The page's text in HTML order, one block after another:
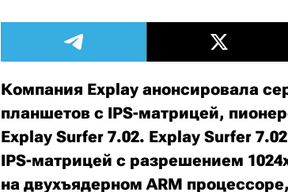
Компания Explay анонсировала
планшетов c IPS-матрицей,
Explay Surfer 7.02. Explay Surfer
IPS-матрицей с разрешением
на двухъядерном ARM